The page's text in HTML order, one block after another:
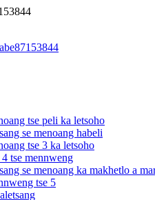
tse peli ka letsoho
se menoang habeli
tse 3 ka letsoho
tse mennweng
se menoang ka makhetlo a
tse 5